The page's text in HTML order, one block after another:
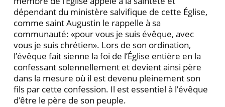
dépendant du ministère salvifique de cette Église,
comme saint Augustin le rappelle à sa
communauté: «pour vous je suis évêque, avec
vous je suis chrétien». Lors de son ordination,
l’évêque fait sienne la foi de l’Église entière en la
confessant solennellement et devient ainsi père
dans la mesure où il est devenu pleinement son
fils par cette confession. Il est essentiel à l’évêque
d’être le père de son peuple.